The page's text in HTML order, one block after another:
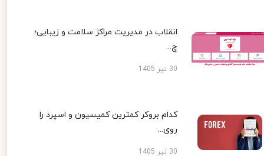
انقلاب در مدیریت مراکز سلامت و زیبایی؛
چ...
30 تیر 1405
کدام بروکر کمترین کمیسیون و اسپرد را
روی...
30 تیر 1405